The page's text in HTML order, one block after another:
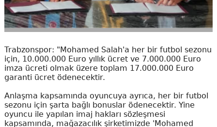
Trabzonspor: "Mohamed Salah'a her bir futbol sezonu
için, 10.000.000 Euro yıllık ücret ve 7.000.000 Euro
imza ücreti olmak üzere toplam 17.000.000 Euro
garanti ücret ödenecektir.
Anlaşma kapsamında oyuncuya ayrıca, her bir futbol
sezonu için şarta bağlı bonuslar ödenecektir. Yine
oyuncu ile yapılan imaj hakları sözleşmesi
kapsamında, mağazacılık şirketimizde 'Mohamed